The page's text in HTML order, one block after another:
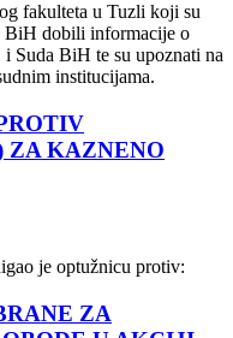
fakulteta u Tuzli koji su
BiH dobili informacije o
Suda BiH te su upoznati na
institucijama.
ZA KAZNENO
je optužnicu protiv:
ZA